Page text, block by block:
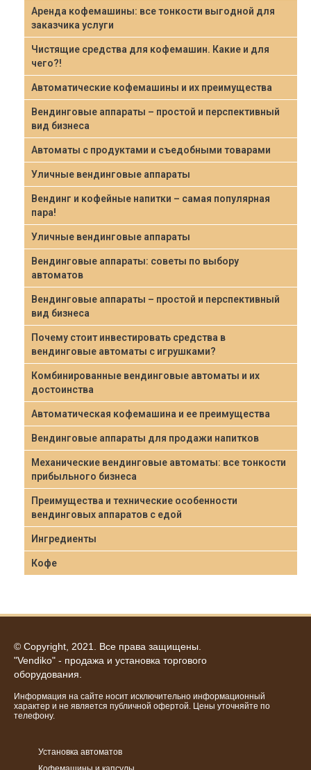
Аренда кофемашины: все тонкости выгодной для
заказчика услуги
Чистящие средства для кофемашин. Какие и для
чего?!
Автоматические кофемашины и их преимущества
Вендинговые аппараты – простой и перспективный
вид бизнеса
Автоматы с продуктами и съедобными товарами
Уличные вендинговые аппараты
Вендинг и кофейные напитки – самая популярная
пара!
Уличные вендинговые аппараты
Вендинговые аппараты: советы по выбору
автоматов
Вендинговые аппараты – простой и перспективный
вид бизнеса
Почему стоит инвестировать средства в
вендинговые автоматы с игрушками?
Комбинированные вендинговые автоматы и их
достоинства
Автоматическая кофемашина и ее преимущества
Вендинговые аппараты для продажи напитков
Механические вендинговые автоматы: все тонкости
прибыльного бизнеса
Преимущества и технические особенности
вендинговых аппаратов с едой
Ингредиенты
Кофе
© Copyright, 2021. Все права защищены.
"Vendiko" - продажа и установка торгового
оборудования.
Информация на сайте носит исключительно информационный
характер и не является публичной офертой. Цены уточняйте по
телефону.
Установка автоматов